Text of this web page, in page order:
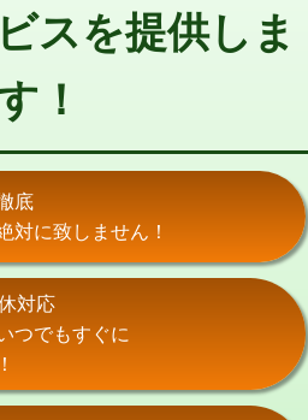
22,000円+材料費
デッキ
ラップ
22,000円+材料費
16,500円
スを提供しま
！
底
対に致しません！
対応
つでもすぐに